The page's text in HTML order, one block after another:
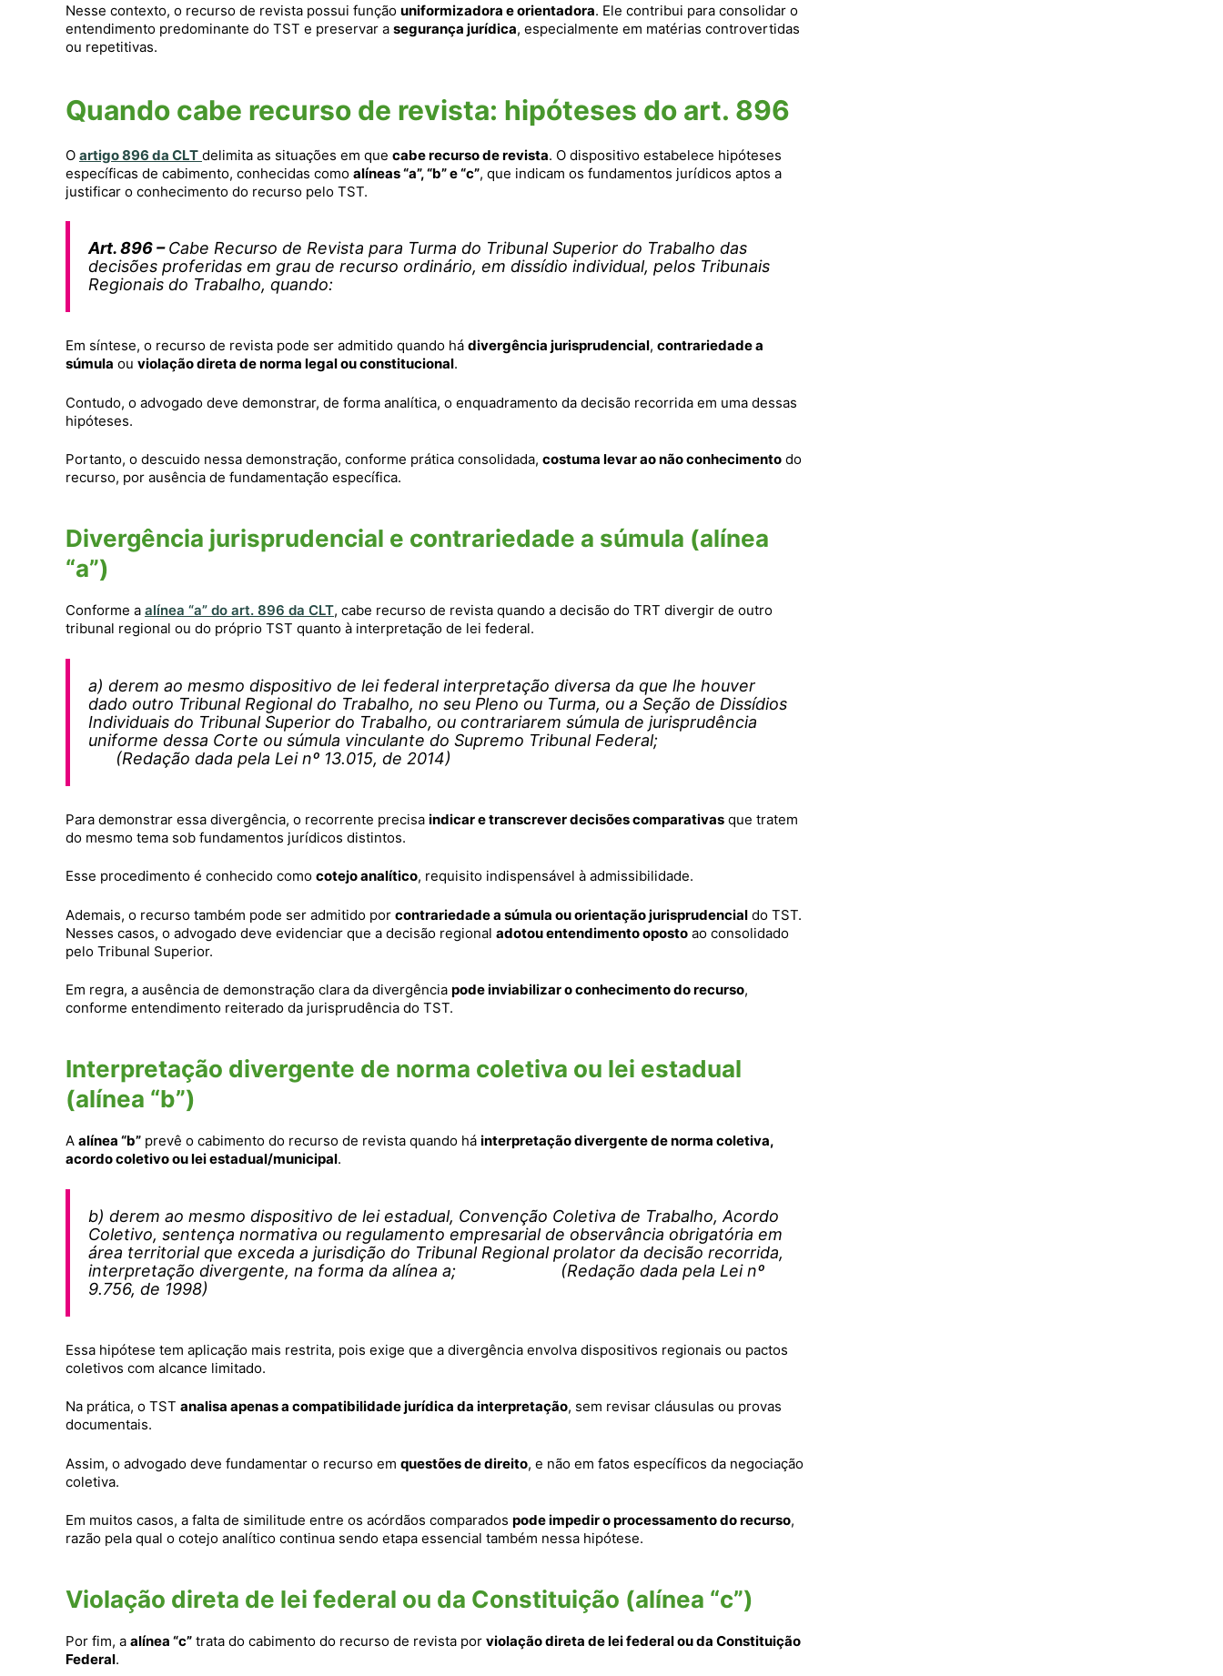
Nesse contexto, o recurso de revista possui função uniformizadora e orientadora. Ele contribui para consolidar o
entendimento predominante do TST e preservar a segurança jurídica, especialmente em matérias controvertidas
ou repetitivas.
Quando cabe recurso de revista: hipóteses do art. 896
O artigo 896 da CLT delimita as situações em que cabe recurso de revista. O dispositivo estabelece hipóteses
específicas de cabimento, conhecidas como alíneas “a”, “b” e “c”, que indicam os fundamentos jurídicos aptos a
justificar o conhecimento do recurso pelo TST.
Art. 896 –Cabe Recurso de Revista para Turma do Tribunal Superior do Trabalho das
decisões proferidas em grau de recurso ordinário, em dissídio individual, pelos Tribunais
Regionais do Trabalho, quando:
Em síntese, o recurso de revista pode ser admitido quando há divergência jurisprudencial, contrariedade a
súmula ou violação direta de norma legal ou constitucional.
Contudo, o advogado deve demonstrar, de forma analítica, o enquadramento da decisão recorrida em uma dessas
hipóteses.
Portanto, o descuido nessa demonstração, conforme prática consolidada, costuma levar ao não conhecimento do
recurso, por ausência de fundamentação específica.
Divergência jurisprudencial e contrariedade a súmula (alínea
“a”)
Conforme a alínea “a” do art. 896 da CLT, cabe recurso de revista quando a decisão do TRT divergir de outro
tribunal regional ou do próprio TST quanto à interpretação de lei federal.
a) derem ao mesmo dispositivo de lei federal interpretação diversa da que lhe houver
dado outro Tribunal Regional do Trabalho, no seu Pleno ou Turma, ou a Seção de Dissídios
Individuais do Tribunal Superior do Trabalho, ou contrariarem súmula de jurisprudência
uniforme dessa Corte ou súmula vinculante do Supremo Tribunal Federal;
(Redação dada pela Lei nº 13.015, de 2014)
Para demonstrar essa divergência, o recorrente precisa indicar e transcrever decisões comparativas que tratem
do mesmo tema sob fundamentos jurídicos distintos.
Esse procedimento é conhecido como cotejo analítico, requisito indispensável à admissibilidade.
Ademais, o recurso também pode ser admitido por contrariedade a súmula ou orientação jurisprudencial do TST.
Nesses casos, o advogado deve evidenciar que a decisão regional adotou entendimento oposto ao consolidado
pelo Tribunal Superior.
Em regra, a ausência de demonstração clara da divergência pode inviabilizar o conhecimento do recurso,
conforme entendimento reiterado da jurisprudência do TST.
Interpretação divergente de norma coletiva ou lei estadual
(alínea “b”)
A alínea “b” prevê o cabimento do recurso de revista quando há interpretação divergente de norma coletiva,
acordo coletivo ou lei estadual/municipal.
b) derem ao mesmo dispositivo de lei estadual, Convenção Coletiva de Trabalho, Acordo
Coletivo, sentença normativa ou regulamento empresarial de observância obrigatória em
área territorial que exceda a jurisdição do Tribunal Regional prolator da decisão recorrida,
interpretação divergente, na forma da alínea a; (Redação dada pela Lei nº
9.756, de 1998)
Essa hipótese tem aplicação mais restrita, pois exige que a divergência envolva dispositivos regionais ou pactos
coletivos com alcance limitado.
Na prática, o TST analisa apenas a compatibilidade jurídica da interpretação, sem revisar cláusulas ou provas
documentais.
Assim, o advogado deve fundamentar o recurso em questões de direito, e não em fatos específicos da negociação
coletiva.
Em muitos casos, a falta de similitude entre os acórdãos comparados pode impedir o processamento do recurso,
razão pela qual o cotejo analítico continua sendo etapa essencial também nessa hipótese.
Violação direta de lei federal ou da Constituição (alínea “c”)
Por fim, a alínea “c” trata do cabimento do recurso de revista por violação direta de lei federal ou da Constituição
Federal.